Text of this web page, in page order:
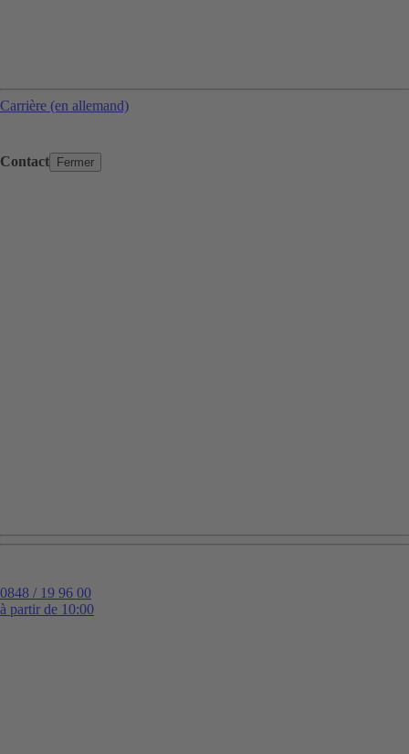
Contact Fermer
0848 / 19 96 00
à partir de 10:00
Carrière (en allemand)